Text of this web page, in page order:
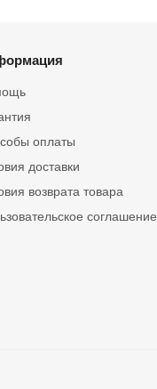
оплаты
доставки
возврата товара
соглашение